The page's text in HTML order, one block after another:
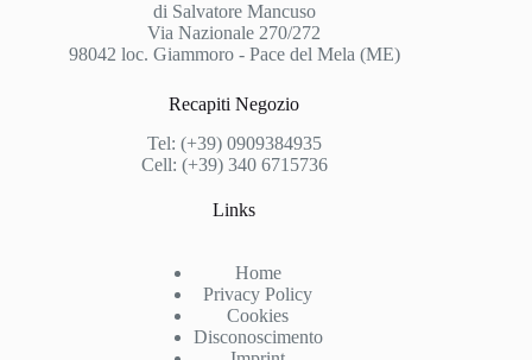
di Salvatore Mancuso
Via Nazionale 270/272
98042 loc. Giammoro - Pace del Mela (ME)
Recapiti Negozio
Tel: (+39) 0909384935
Cell: (+39) 340 6715736
Links
Home
Privacy Policy
Cookies
Disconoscimento